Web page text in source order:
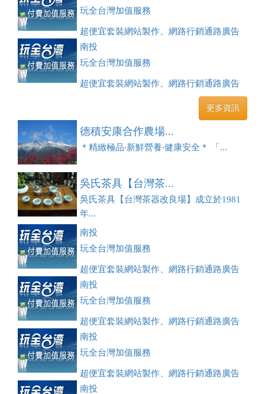
玩全台灣加值服務
超便宜套裝網站製作、網路行銷通路廣告
刊登、訂房系統、客房委託旅行社銷售，全面優惠中....
南投
玩全台灣加值服務
超便宜套裝網站製作、網路行銷通路廣告
刊登、訂房系統、客房委託旅行社銷售，全面優惠中....
更多資訊
德積安康合作農場...
＊精緻極品‧新鮮營養‧健康安全＊ 「...
吳氏茶具【台灣茶...
吳氏茶具【台灣茶器改良場】成立於1981
年...
南投
玩全台灣加值服務
超便宜套裝網站製作、網路行銷通路廣告
刊登、訂房系統、客房委託旅行社銷售，全面優惠中....
南投
玩全台灣加值服務
超便宜套裝網站製作、網路行銷通路廣告
刊登、訂房系統、客房委託旅行社銷售，全面優惠中....
南投
玩全台灣加值服務
超便宜套裝網站製作、網路行銷通路廣告
刊登、訂房系統、客房委託旅行社銷售，全面優惠中....
南投